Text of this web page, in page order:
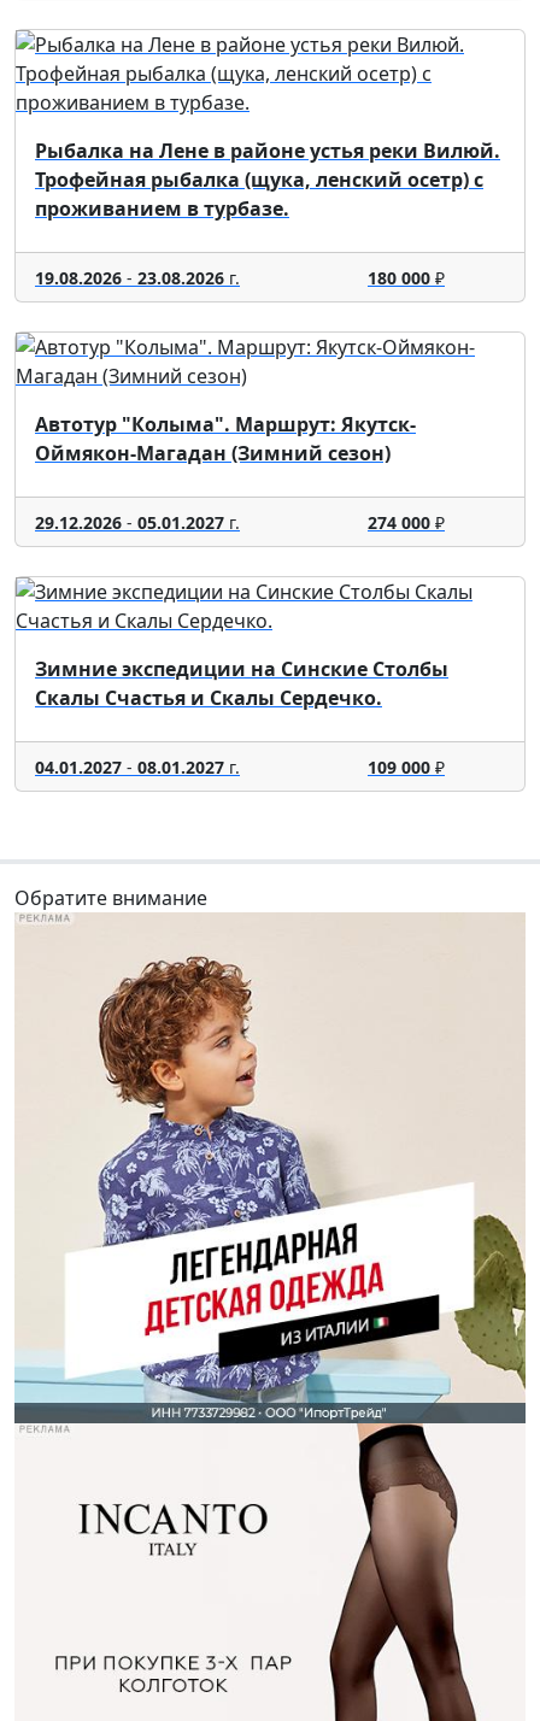
Рыбалка на Лене в районе устья реки Вилюй.
Трофейная рыбалка (щука, ленский осетр) с
проживанием в турбазе.
19.08.2026 - 23.08.2026 г. 180 000₽
Автотур "Колыма". Маршрут: Якутск-
Оймякон-Магадан (Зимний сезон)
29.12.2026 - 05.01.2027 г. 274 000₽
Зимние экспедиции на Синские Столбы
Скалы Счастья и Скалы Сердечко.
04.01.2027 - 08.01.2027 г. 109 000₽
Обратите внимание